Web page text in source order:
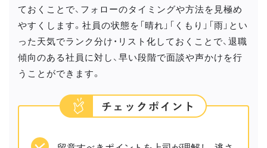
ておくことで、フォローのタイミングや方法を見極め
やすくします。社員の状態を「晴れ」「くもり」「雨」とい
った天気でランク分け・リスト化しておくことで、退職
傾向のある社員に対し、早い段階で面談や声かけを行
うことができます。